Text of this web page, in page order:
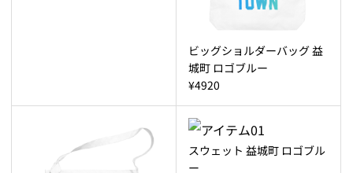
ビッグショルダーバッグ 益
城町 ロゴブルー
¥4920
スウェット 益城町 ロゴブル
ー